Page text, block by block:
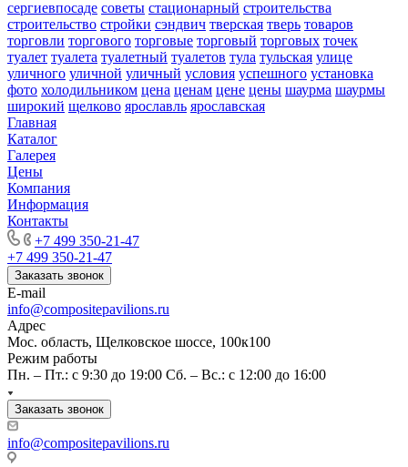
сергиевпосаде советы стационарный строительства
строительство стройки сэндвич тверская тверь товаров
торговли торгового торговые торговый торговых точек
туалет туалета туалетный туалетов тула тульская улице
уличного уличной уличный условия успешного установка
фото холодильником цена ценам цене цены шаурма шаурмы
широкий щелково ярославль ярославская
Главная
Каталог
Галерея
Цены
Компания
Информация
Контакты
+7 499 350-21-47
+7 499 350-21-47
Заказать звонок
E-mail
info@compositepavilions.ru
Адрес
Мос. область, Щелковское шоссе, 100к100
Режим работы
Пн. – Пт.: с 9:30 до 19:00 Сб. – Вс.: с 12:00 до 16:00
Заказать звонок
info@compositepavilions.ru